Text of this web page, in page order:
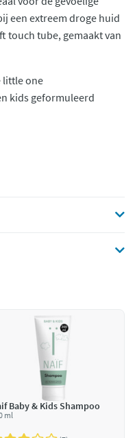
een extreem droge huid
touch tube, gemaakt van
little one
kids geformuleerd
Baby & Kids Shampoo
ml